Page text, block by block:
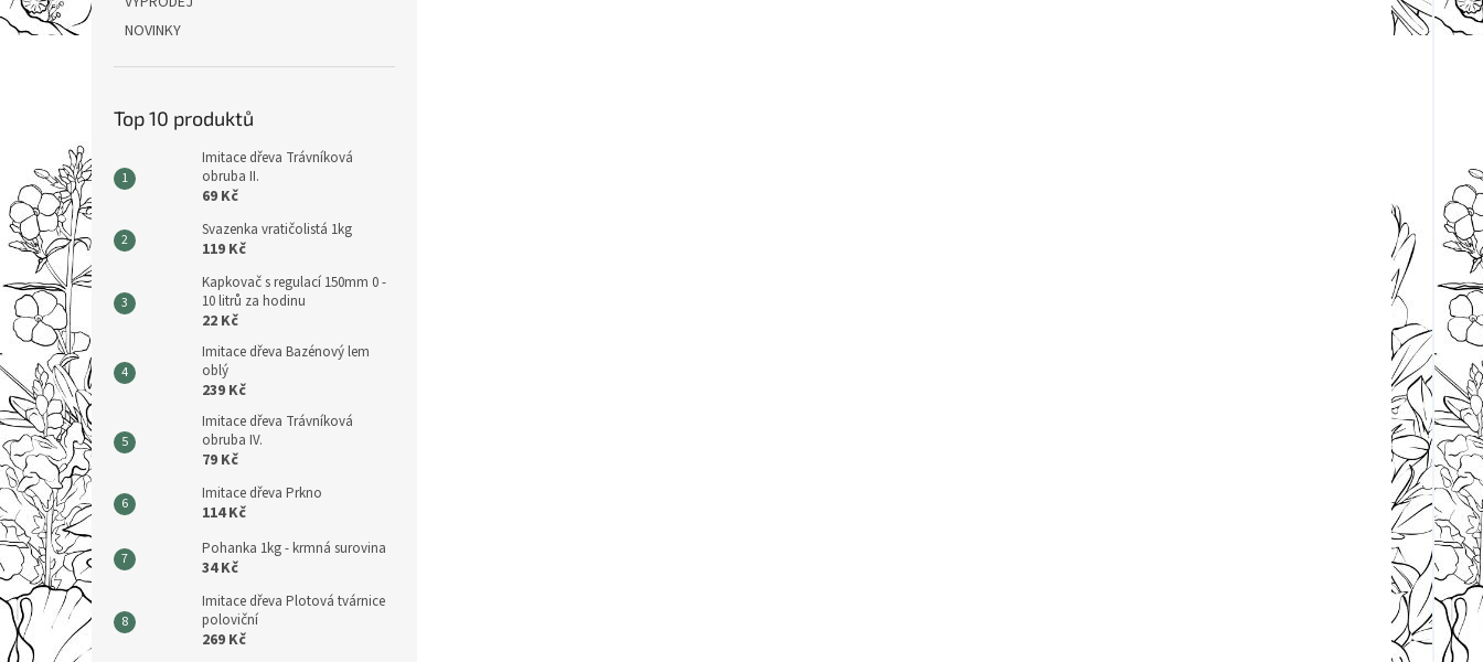
NOVINKY
Top 10 produktů
Imitace dřeva Trávníková
obruba II.
69 Kč
Svazenka vratičolistá 1kg
119 Kč
Kapkovač s regulací 150mm 0 -
10 litrů za hodinu
22 Kč
Imitace dřeva Bazénový lem
oblý
239 Kč
Imitace dřeva Trávníková
obruba IV.
79 Kč
Imitace dřeva Prkno
114 Kč
Pohanka 1kg - krmná surovina
34 Kč
Imitace dřeva Plotová tvárnice
poloviční
269 Kč